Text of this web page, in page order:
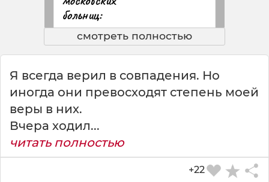
смотреть полностью
Я всегда верил в совпадения. Но
иногда они превосходят степень моей
веры в них.
Вчера ходил...
читать полностью
+22